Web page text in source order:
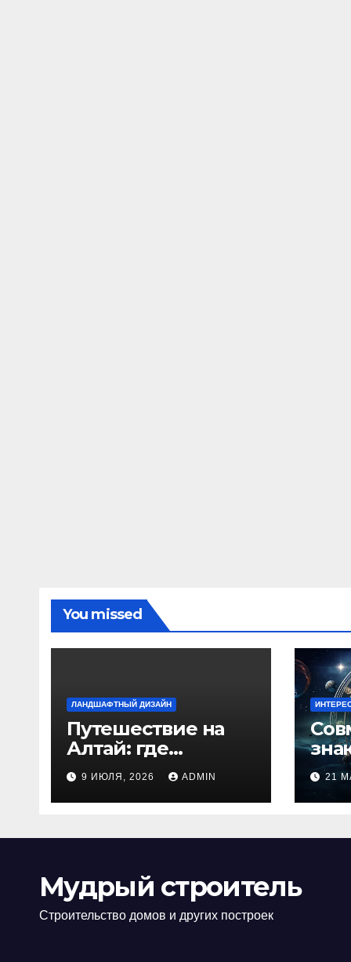
You missed
ЛАНДШАФТНЫЙ ДИЗАЙН
Путешествие на
Алтай: где
природа
встречается с
духом
9 ИЮЛЯ, 2026 ADMIN 21
Мудрый строитель
Строительство домов и других построек